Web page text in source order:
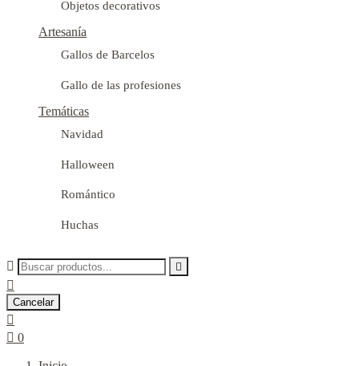
Objetos decorativos
Artesanía
Gallos de Barcelos
Gallo de las profesiones
Temáticas
Navidad
Halloween
Romántico
Huchas
 

Cancelar

 0